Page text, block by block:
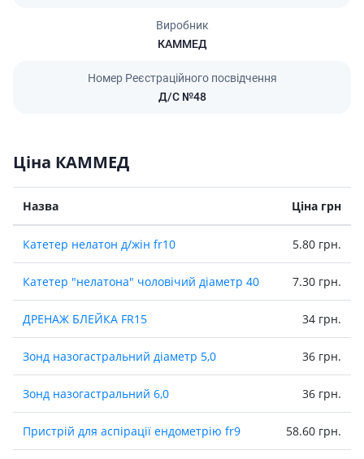
Виробник
КАММЕД
Номер Реєстраційного посвідчення
Д/С №48
Ціна КАММЕД
Назва Ціна грн
Катетер нелатон д/жiн fr10 5.80 грн.
Катетер "нелатона" чоловiчий дiаметр 40 7.30 грн.
ДРЕНАЖ БЛЕЙКА FR15 34 грн.
Зонд назогастральний дiаметр 5,0 36 грн.
Зонд назогастральний 6,0 36 грн.
Пристрій для аспірації ендометрію fr9 58.60 грн.